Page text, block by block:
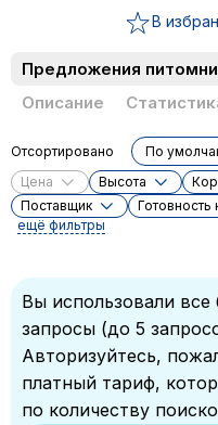
В
Предложения
Описание
Цена Высота
Поставщик
Готовность
ещё фильтры
Отсортировано По
Вы использовали
запросы (до 5
Авторизуйтесь,
платный тариф,
по количеству